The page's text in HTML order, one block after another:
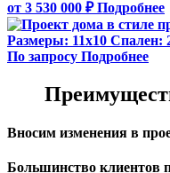
от 3 530 000 ₽ Подробнее
Размеры: 11х10 Спален:
По запросу Подробнее
Вносим изменения в
Большинство клиентов